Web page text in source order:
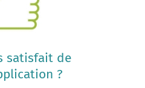
satisfait de
?